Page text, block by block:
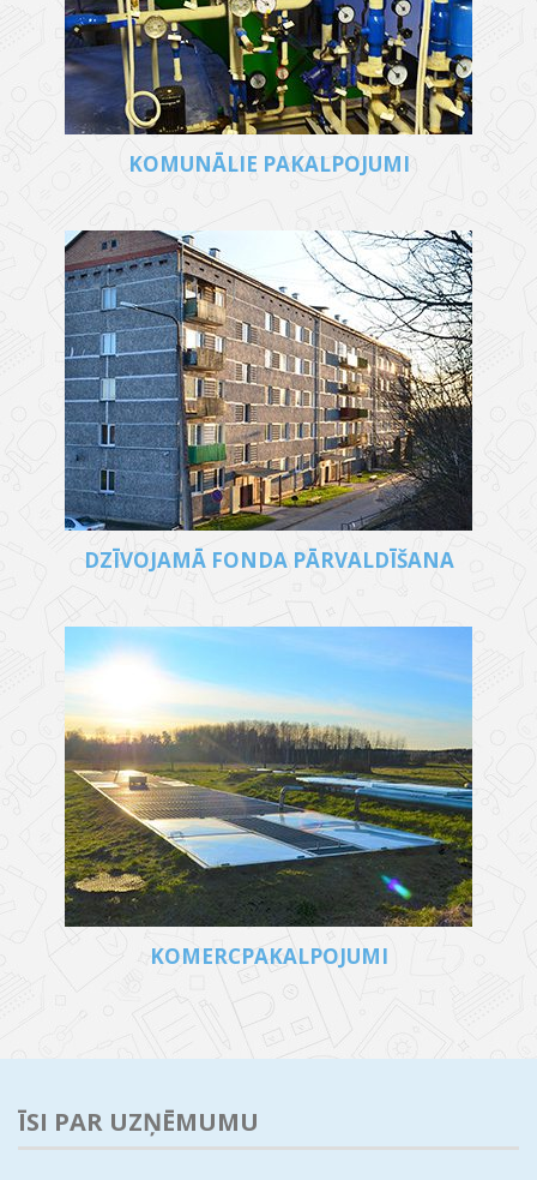
KOMUNĀLIE PAKALPOJUMI
DZĪVOJAMĀ FONDA PĀRVALDĪŠANA
KOMERCPAKALPOJUMI
ĪSI PAR UZŅĒMUMU